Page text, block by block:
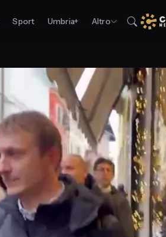
Sport Umbria+ Altro